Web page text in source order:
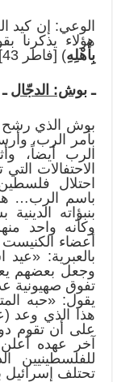
الوعي: إن كيد
هؤلاء يذكرنا
بِأَهْلِهِ) [فاطر 43].
ـبوش: الدجّال ـ
بوش الذي رشح
بأمر الرب،
الرب أيضاً،
الاحتفالات
احتلال
باسم الرب…
بنبؤاته
وكأنه واحد
وجعل بعضهم
تفوق صهيونية
يقول: «حبه
هذا الذي وعد
على أن تقوم
آخر عهده
للفلسطينيين
تحتلف إسرائيل